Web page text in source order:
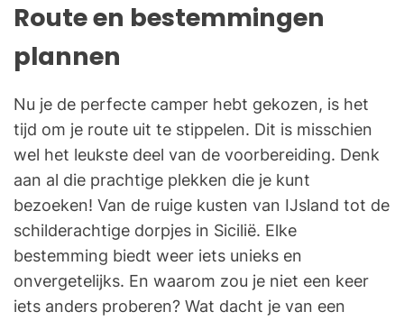
Route en bestemmingen
plannen
Nu je de perfecte camper hebt gekozen, is het
tijd om je route uit te stippelen. Dit is misschien
wel het leukste deel van de voorbereiding. Denk
aan al die prachtige plekken die je kunt
bezoeken! Van de ruige kusten van IJsland tot de
schilderachtige dorpjes in Sicilië. Elke
bestemming biedt weer iets unieks en
onvergetelijks. En waarom zou je niet een keer
iets anders proberen? Wat dacht je van een